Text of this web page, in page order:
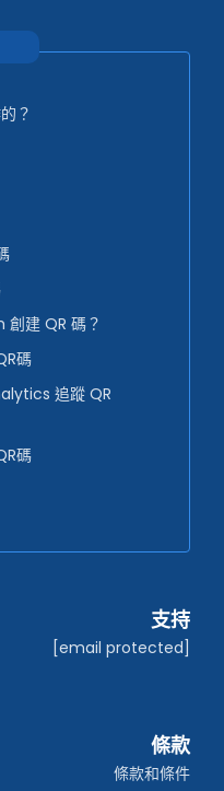
？
建 QR 碼？
碼
追蹤 QR
碼
支持
[email protected]
條款
條款和條件